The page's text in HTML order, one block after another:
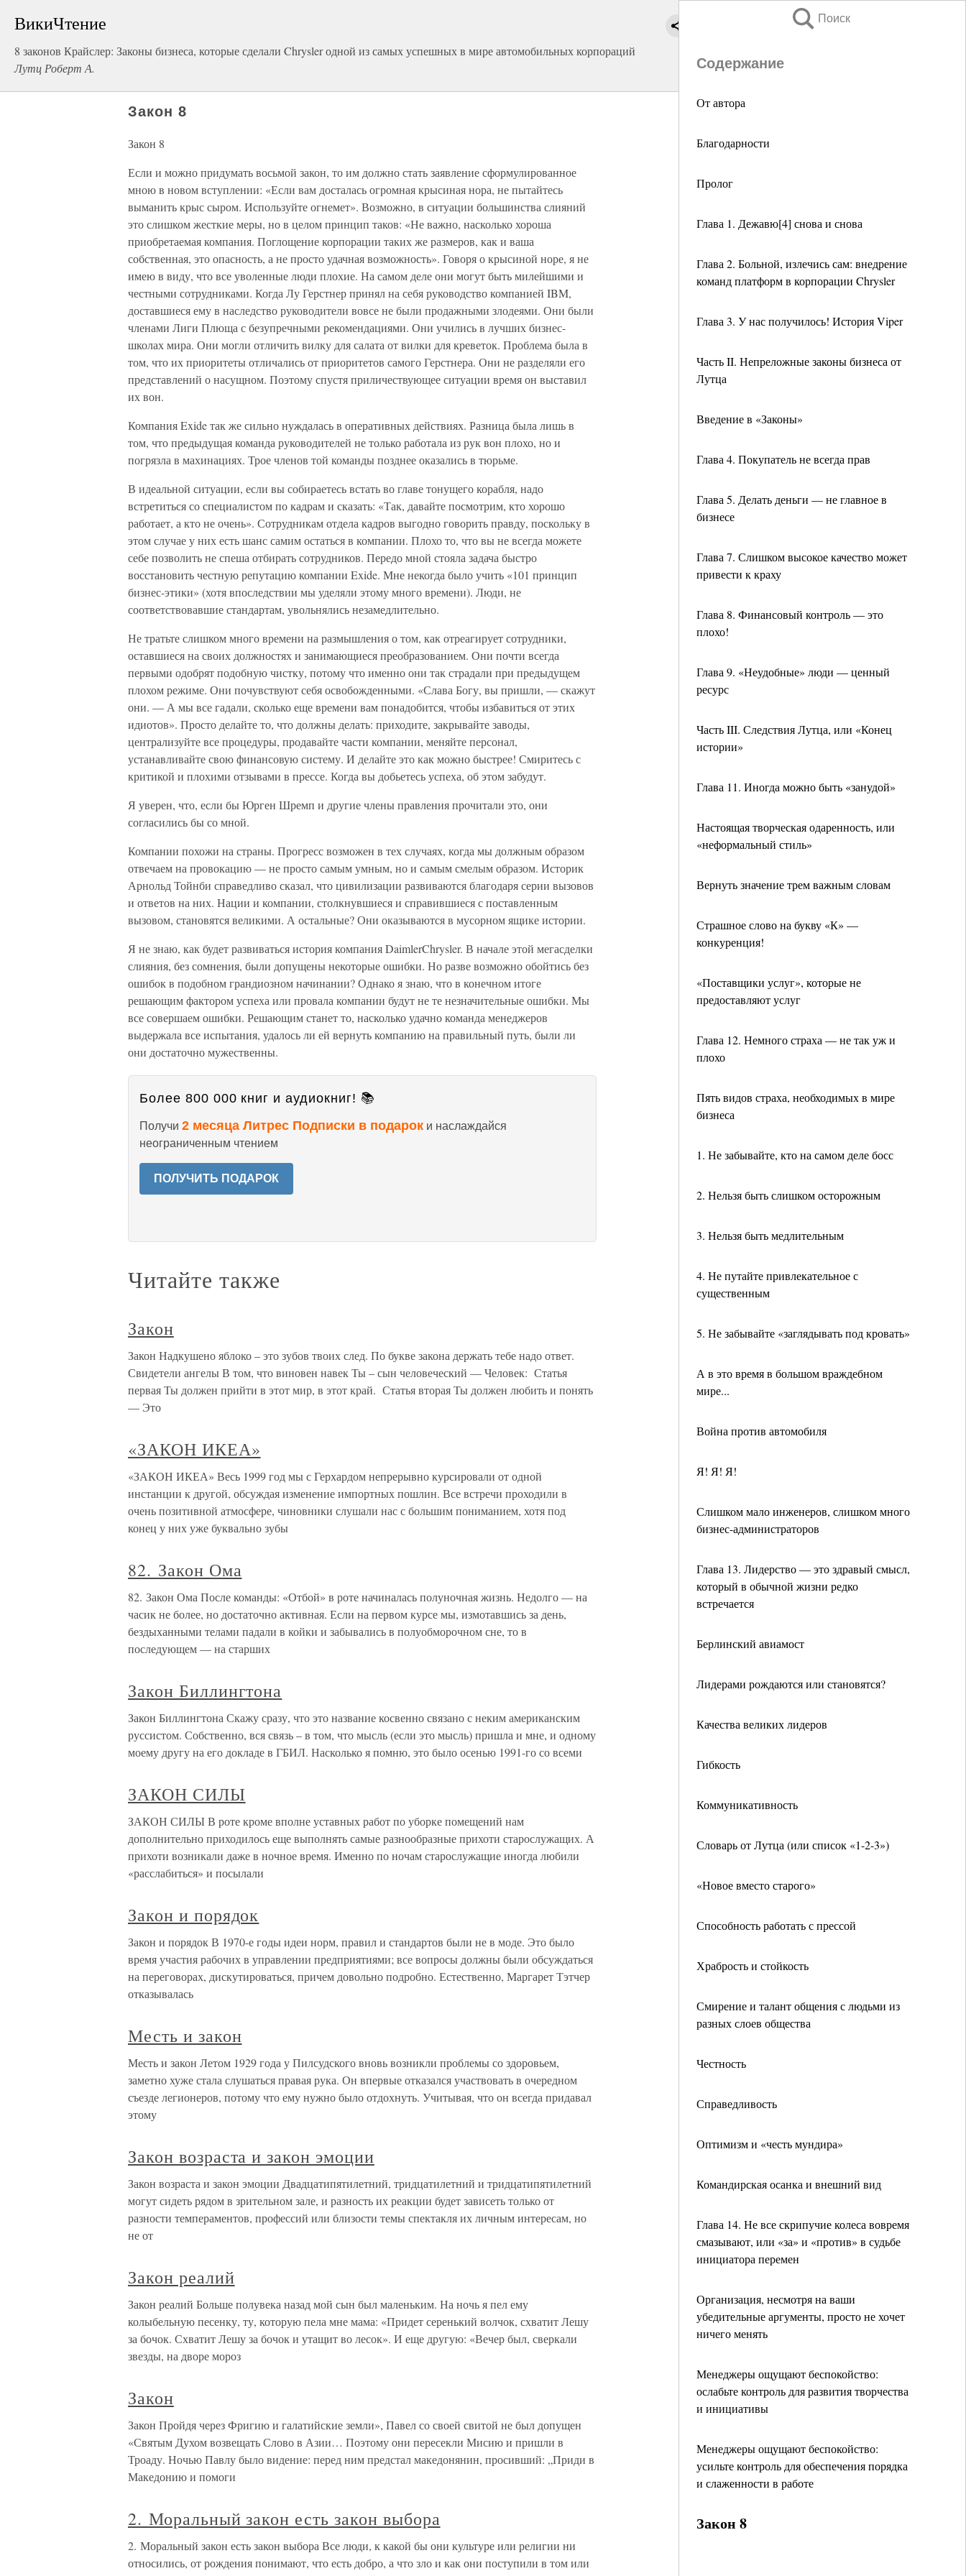
ВикиЧтение
8 законов Крайслер: Законы бизнеса, которые сделали Chrysler одной из самых успешных в мире автомобильных корпораций
Лутц Роберт А.
Поиск
Содержание
От автора
Благодарности
Пролог
Глава 1. Дежавю[4] снова и снова
Глава 2. Больной, излечись сам: внедрение
команд платформ в корпорации Chrysler
Глава 3. У нас получилось! История Viper
Часть II. Непреложные законы бизнеса от
Лутца
Введение в «Законы»
Глава 4. Покупатель не всегда прав
Глава 5. Делать деньги — не главное в
бизнесе
Глава 7. Слишком высокое качество может
привести к краху
Глава 8. Финансовый контроль — это
плохо!
Глава 9. «Неудобные» люди — ценный
ресурс
Часть III. Следствия Лутца, или «Конец
истории»
Глава 11. Иногда можно быть «занудой»
Настоящая творческая одаренность, или
«неформальный стиль»
Вернуть значение трем важным словам
Страшное слово на букву «К» —
конкуренция!
«Поставщики услуг», которые не
предоставляют услуг
Глава 12. Немного страха — не так уж и
плохо
Пять видов страха, необходимых в мире
бизнеса
1. Не забывайте, кто на самом деле босс
2. Нельзя быть слишком осторожным
3. Нельзя быть медлительным
4. Не путайте привлекательное с
существенным
5. Не забывайте «заглядывать под кровать»
А в это время в большом враждебном
мире...
Война против автомобиля
Я! Я! Я!
Слишком мало инженеров, слишком много
бизнес-администраторов
Глава 13. Лидерство — это здравый смысл,
который в обычной жизни редко
встречается
Берлинский авиамост
Лидерами рождаются или становятся?
Качества великих лидеров
Гибкость
Коммуникативность
Словарь от Лутца (или список «1-2-3»)
«Новое вместо старого»
Способность работать с прессой
Храбрость и стойкость
Смирение и талант общения с людьми из
разных слоев общества
Честность
Справедливость
Оптимизм и «честь мундира»
Командирская осанка и внешний вид
Глава 14. Не все скрипучие колеса вовремя
смазывают, или «за» и «против» в судьбе
инициатора перемен
Организация, несмотря на ваши
убедительные аргументы, просто не хочет
ничего менять
Менеджеры ощущают беспокойство:
ослабьте контроль для развития творчества
и инициативы
Менеджеры ощущают беспокойство:
усильте контроль для обеспечения порядка
и слаженности в работе
Закон 8
Закон 8
Закон 8
Если и можно придумать восьмой закон, то им должно стать заявление сформулированное
мною в новом вступлении: «Если вам досталась огромная крысиная нора, не пытайтесь
выманить крыс сыром. Используйте огнемет». Возможно, в ситуации большинства слияний
это слишком жесткие меры, но в целом принцип таков: «Не важно, насколько хороша
приобретаемая компания. Поглощение корпорации таких же размеров, как и ваша
собственная, это опасность, а не просто удачная возможность». Говоря о крысиной норе, я не
имею в виду, что все уволенные люди плохие. На самом деле они могут быть милейшими и
честными сотрудниками. Когда Лу Герстнер принял на себя руководство компанией IBM,
доставшиеся ему в наследство руководители вовсе не были продажными злодеями. Они были
членами Лиги Плюща с безупречными рекомендациями. Они учились в лучших бизнес-
школах мира. Они могли отличить вилку для салата от вилки для креветок. Проблема была в
том, что их приоритеты отличались от приоритетов самого Герстнера. Они не разделяли его
представлений о насущном. Поэтому спустя приличествующее ситуации время он выставил
их вон.
Компания Exide так же сильно нуждалась в оперативных действиях. Разница была лишь в
том, что предыдущая команда руководителей не только работала из рук вон плохо, но и
погрязла в махинациях. Трое членов той команды позднее оказались в тюрьме.
В идеальной ситуации, если вы собираетесь встать во главе тонущего корабля, надо
встретиться со специалистом по кадрам и сказать: «Так, давайте посмотрим, кто хорошо
работает, а кто не очень». Сотрудникам отдела кадров выгодно говорить правду, поскольку в
этом случае у них есть шанс самим остаться в компании. Плохо то, что вы не всегда можете
себе позволить не спеша отбирать сотрудников. Передо мной стояла задача быстро
восстановить честную репутацию компании Exide. Мне некогда было учить «101 принцип
бизнес-этики» (хотя впоследствии мы уделяли этому много времени). Люди, не
соответствовавшие стандартам, увольнялись незамедлительно.
Не тратьте слишком много времени на размышления о том, как отреагирует сотрудники,
оставшиеся на своих должностях и занимающиеся преобразованием. Они почти всегда
первыми одобрят подобную чистку, потому что именно они так страдали при предыдущем
плохом режиме. Они почувствуют себя освобожденными. «Слава Богу, вы пришли, — скажут
они. — А мы все гадали, сколько еще времени вам понадобится, чтобы избавиться от этих
идиотов». Просто делайте то, что должны делать: приходите, закрывайте заводы,
централизуйте все процедуры, продавайте части компании, меняйте персонал,
устанавливайте свою финансовую систему. И делайте это как можно быстрее! Смиритесь с
критикой и плохими отзывами в прессе. Когда вы добьетесь успеха, об этом забудут.
Я уверен, что, если бы Юрген Шремп и другие члены правления прочитали это, они
согласились бы со мной.
Компании похожи на страны. Прогресс возможен в тех случаях, когда мы должным образом
отвечаем на провокацию — не просто самым умным, но и самым смелым образом. Историк
Арнольд Тойнби справедливо сказал, что цивилизации развиваются благодаря серии вызовов
и ответов на них. Нации и компании, столкнувшиеся и справившиеся с поставленным
вызовом, становятся великими. А остальные? Они оказываются в мусорном ящике истории.
Я не знаю, как будет развиваться история компания DaimlerChrysler. В начале этой мегасделки
слияния, без сомнения, были допущены некоторые ошибки. Но разве возможно обойтись без
ошибок в подобном грандиозном начинании? Однако я знаю, что в конечном итоге
решающим фактором успеха или провала компании будут не те незначительные ошибки. Мы
все совершаем ошибки. Решающим станет то, насколько удачно команда менеджеров
выдержала все испытания, удалось ли ей вернуть компанию на правильный путь, были ли
они достаточно мужественны.
Более 800 000 книг и аудиокниг! 📚
Получи 2 месяца Литрес Подписки в подарок и наслаждайся
неограниченным чтением
ПОЛУЧИТЬ ПОДАРОК
Читайте также
Закон
Закон Надкушено яблоко – это зубов твоих след. По букве закона держать тебе надо ответ.
Свидетели ангелы В том, что виновен навек Ты – сын человеческий — Человек: Статья
первая Ты должен прийти в этот мир, в этот край. Статья вторая Ты должен любить и понять
— Это
«ЗАКОН ИКЕА»
«ЗАКОН ИКЕА» Весь 1999 год мы с Герхардом непрерывно курсировали от одной
инстанции к другой, обсуждая изменение импортных пошлин. Все встречи проходили в
очень позитивной атмосфере, чиновники слушали нас с большим пониманием, хотя под
конец у них уже буквально зубы
82. Закон Ома
82. Закон Ома После команды: «Отбой» в роте начиналась полуночная жизнь. Недолго — на
часик не более, но достаточно активная. Если на первом курсе мы, измотавшись за день,
бездыханными телами падали в койки и забывались в полуобморочном сне, то в
последующем — на старших
Закон Биллингтона
Закон Биллингтона Скажу сразу, что это название косвенно связано с неким американским
руссистом. Собственно, вся связь – в том, что мысль (если это мысль) пришла и мне, и одному
моему другу на его докладе в ГБИЛ. Насколько я помню, это было осенью 1991-го со всеми
ЗАКОН СИЛЫ
ЗАКОН СИЛЫ В роте кроме вполне уставных работ по уборке помещений нам
дополнительно приходилось еще выполнять самые разнообразные прихоти старослужащих. А
прихоти возникали даже в ночное время. Именно по ночам старослужащие иногда любили
«расслабиться» и посылали
Закон и порядок
Закон и порядок В 1970-е годы идеи норм, правил и стандартов были не в моде. Это было
время участия рабочих в управлении предприятиями; все вопросы должны были обсуждаться
на переговорах, дискутироваться, причем довольно подробно. Естественно, Маргарет Тэтчер
отказывалась
Месть и закон
Месть и закон Летом 1929 года у Пилсудского вновь возникли проблемы со здоровьем,
заметно хуже стала слушаться правая рука. Он впервые отказался участвовать в очередном
съезде легионеров, потому что ему нужно было отдохнуть. Учитывая, что он всегда придавал
этому
Закон возраста и закон эмоции
Закон возраста и закон эмоции Двадцатипятилетний, тридцатилетний и тридцатипятилетний
могут сидеть рядом в зрительном зале, и разность их реакции будет зависеть только от
разности темпераментов, профессий или близости темы спектакля их личным интересам, но
не от
Закон реалий
Закон реалий Больше полувека назад мой сын был маленьким. На ночь я пел ему
колыбельную песенку, ту, которую пела мне мама: «Придет серенький волчок, схватит Лешу
за бочок. Схватит Лешу за бочок и утащит во лесок». И еще другую: «Вечер был, сверкали
звезды, на дворе мороз
Закон
Закон Пройдя через Фригию и галатийские земли», Павел со своей свитой не был допущен
«Святым Духом возвещать Слово в Азии… Поэтому они пересекли Мисию и пришли в
Троаду. Ночью Павлу было видение: перед ним предстал македонянин, просивший: „Приди в
Македонию и помоги
2. Моральный закон есть закон выбора
2. Моральный закон есть закон выбора Все люди, к какой бы они культуре или религии ни
относились, от рождения понимают, что есть добро, а что зло и как они поступили в том или